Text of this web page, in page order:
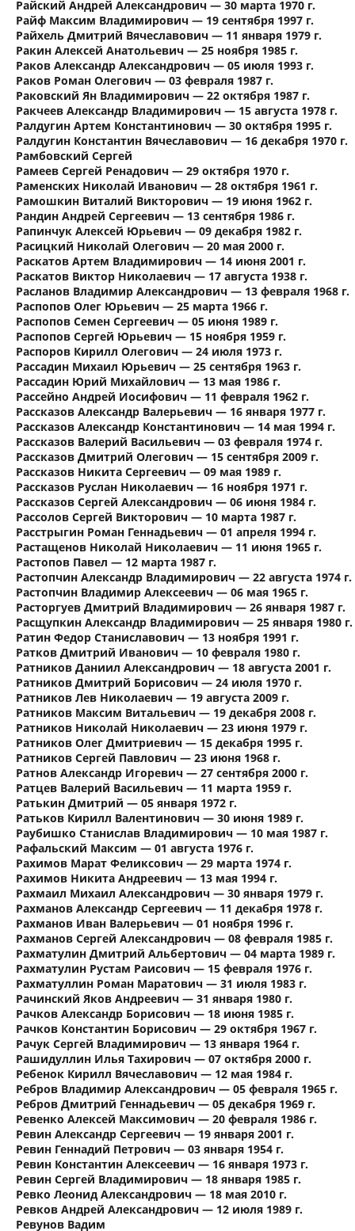
Райский Андрей Александрович — 30 марта 1970 г.
Райф Максим Владимирович — 19 сентября 1997 г.
Райхель Дмитрий Вячеславович — 11 января 1979 г.
Ракин Алексей Анатольевич — 25 ноября 1985 г.
Раков Александр Александрович — 05 июля 1993 г.
Раков Роман Олегович — 03 февраля 1987 г.
Раковский Ян Владимирович — 22 октября 1987 г.
Ракчеев Александр Владимирович — 15 августа 1978 г.
Ралдугин Артем Константинович — 30 октября 1995 г.
Ралдугин Константин Вячеславович — 16 декабря 1970 г.
Рамбовский Сергей
Рамеев Сергей Ренадович — 29 октября 1970 г.
Раменских Николай Иванович — 28 октября 1961 г.
Рамошкин Виталий Викторович — 19 июня 1962 г.
Рандин Андрей Сергеевич — 13 сентября 1986 г.
Рапинчук Алексей Юрьевич — 09 декабря 1982 г.
Расицкий Николай Олегович — 20 мая 2000 г.
Раскатов Артем Владимирович — 14 июня 2001 г.
Раскатов Виктор Николаевич — 17 августа 1938 г.
Расланов Владимир Александрович — 13 февраля 1968 г.
Распопов Олег Юрьевич — 25 марта 1966 г.
Распопов Семен Сергеевич — 05 июня 1989 г.
Распопов Сергей Юрьевич — 15 ноября 1959 г.
Распоров Кирилл Олегович — 24 июля 1973 г.
Рассадин Михаил Юрьевич — 25 сентября 1963 г.
Рассадин Юрий Михайлович — 13 мая 1986 г.
Рассейно Андрей Иосифович — 11 февраля 1962 г.
Рассказов Александр Валерьевич — 16 января 1977 г.
Рассказов Александр Константинович — 14 мая 1994 г.
Рассказов Валерий Васильевич — 03 февраля 1974 г.
Рассказов Дмитрий Олегович — 15 сентября 2009 г.
Рассказов Никита Сергеевич — 09 мая 1989 г.
Рассказов Руслан Николаевич — 16 ноября 1971 г.
Рассказов Сергей Александрович — 06 июня 1984 г.
Рассолов Сергей Викторович — 10 марта 1987 г.
Расстрыгин Роман Геннадьевич — 01 апреля 1994 г.
Растащенов Николай Николаевич — 11 июня 1965 г.
Растопов Павел — 12 марта 1987 г.
Растопчин Александр Владимирович — 22 августа 1974 г.
Растопчин Владимир Алексеевич — 06 мая 1965 г.
Расторгуев Дмитрий Владимирович — 26 января 1987 г.
Расщупкин Александр Владимирович — 25 января 1980 г.
Ратин Федор Станиславович — 13 ноября 1991 г.
Ратков Дмитрий Иванович — 10 февраля 1980 г.
Ратников Даниил Александрович — 18 августа 2001 г.
Ратников Дмитрий Борисович — 24 июля 1970 г.
Ратников Лев Николаевич — 19 августа 2009 г.
Ратников Максим Витальевич — 19 декабря 2008 г.
Ратников Николай Николаевич — 23 июня 1979 г.
Ратников Олег Дмитриевич — 15 декабря 1995 г.
Ратников Сергей Павлович — 23 июня 1968 г.
Ратнов Александр Игоревич — 27 сентября 2000 г.
Ратцев Валерий Васильевич — 11 марта 1959 г.
Ратькин Дмитрий — 05 января 1972 г.
Ратьков Кирилл Валентинович — 30 июня 1989 г.
Раубишко Станислав Владимирович — 10 мая 1987 г.
Рафальский Максим — 01 августа 1976 г.
Рахимов Марат Феликсович — 29 марта 1974 г.
Рахимов Никита Андреевич — 13 мая 1994 г.
Рахмаил Михаил Александрович — 30 января 1979 г.
Рахманов Александр Сергеевич — 11 декабря 1978 г.
Рахманов Иван Валерьевич — 01 ноября 1996 г.
Рахманов Сергей Александрович — 08 февраля 1985 г.
Рахматулин Дмитрий Альбертович — 04 марта 1989 г.
Рахматулин Рустам Раисович — 15 февраля 1976 г.
Рахматуллин Роман Маратович — 31 июля 1983 г.
Рачинский Яков Андреевич — 31 января 1980 г.
Рачков Александр Борисович — 18 июня 1985 г.
Рачков Константин Борисович — 29 октября 1967 г.
Рачук Сергей Владимирович — 13 января 1964 г.
Рашидуллин Илья Тахирович — 07 октября 2000 г.
Ребенок Кирилл Вячеславович — 12 мая 1984 г.
Ребров Владимир Александрович — 05 февраля 1965 г.
Ребров Дмитрий Геннадьевич — 05 декабря 1969 г.
Ревенко Алексей Максимович — 20 февраля 1986 г.
Ревин Александр Сергеевич — 19 января 2001 г.
Ревин Геннадий Петрович — 03 января 1954 г.
Ревин Константин Алексеевич — 16 января 1973 г.
Ревин Сергей Владимирович — 18 января 1985 г.
Ревко Леонид Александрович — 18 мая 2010 г.
Ревков Андрей Александрович — 12 июля 1989 г.
Ревунов Вадим